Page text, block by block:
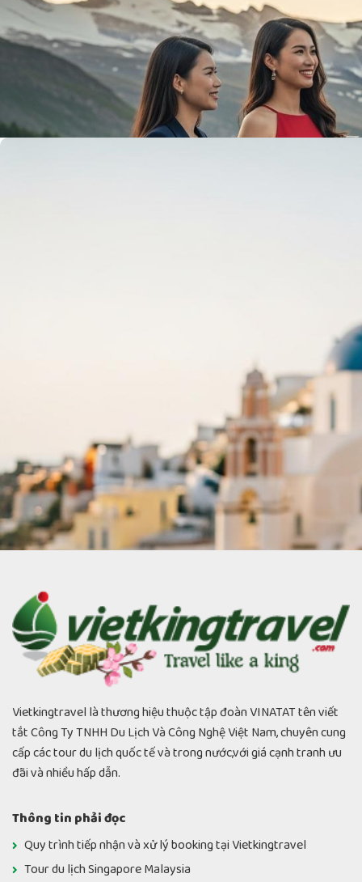
Đi du lịch trên chuyến bay Charter hay cháp tơ?
admin
Giá Tour Ý Thụy Sĩ Pháp 12 Ngày Cao Cấp...
13/01/2026 admin
12 Tour Châu Âu Honeymoon Không Thể Bỏ Lỡ [Visa...
Vietkingtravel là thương hiệu thuộc tập đoàn VINATAT tên viết
tắt Công Ty TNHH Du Lịch Và Công Nghệ Việt Nam, chuyên cung
cấp các tour du lịch quốc tế và trong nước,với giá cạnh tranh ưu
đãi và nhiều hấp dẫn.
Thông tin phải đọc
Quy trình tiếp nhận và xử lý booking tại Vietkingtravel
Tour du lịch Singapore Malaysia